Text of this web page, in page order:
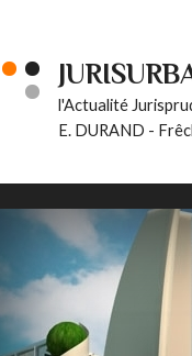
l'Actualité
E. DURAND -